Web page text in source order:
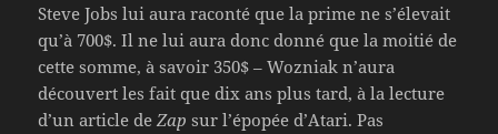
Steve Jobs lui aura raconté que la prime ne s’élevait
qu’à 700$. Il ne lui aura donc donné que la moitié de
cette somme, à savoir 350$ – Wozniak n’aura
découvert les fait que dix ans plus tard, à la lecture
d’un article deZap sur l’épopée d’Atari. Pas